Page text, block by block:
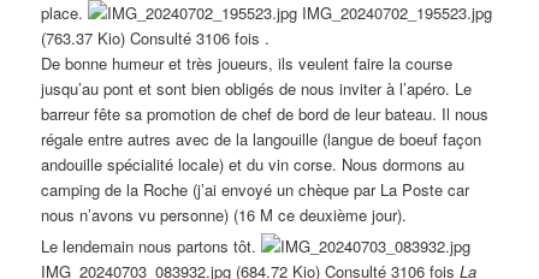
place.
IMG_20240702_195523.jpg
(763.37 Kio) Consulté 3106 fois .
De bonne humeur et très joueurs, ils veulent faire la course
jusqu’au pont et sont bien obligés de nous inviter à l’apéro. Le
barreur fête sa promotion de chef de bord de leur bateau. Il nous
régale entre autres avec de la langouille (langue de boeuf façon
andouille spécialité locale) et du vin corse. Nous dormons au
camping de la Roche (j’ai envoyé un chèque par La Poste car
nous n’avons vu personne) (16 M ce deuxième jour).
Le lendemain nous partons tôt.
IMG_20240703_083932.jpg (684.72 Kio) Consulté 3106 foisLa